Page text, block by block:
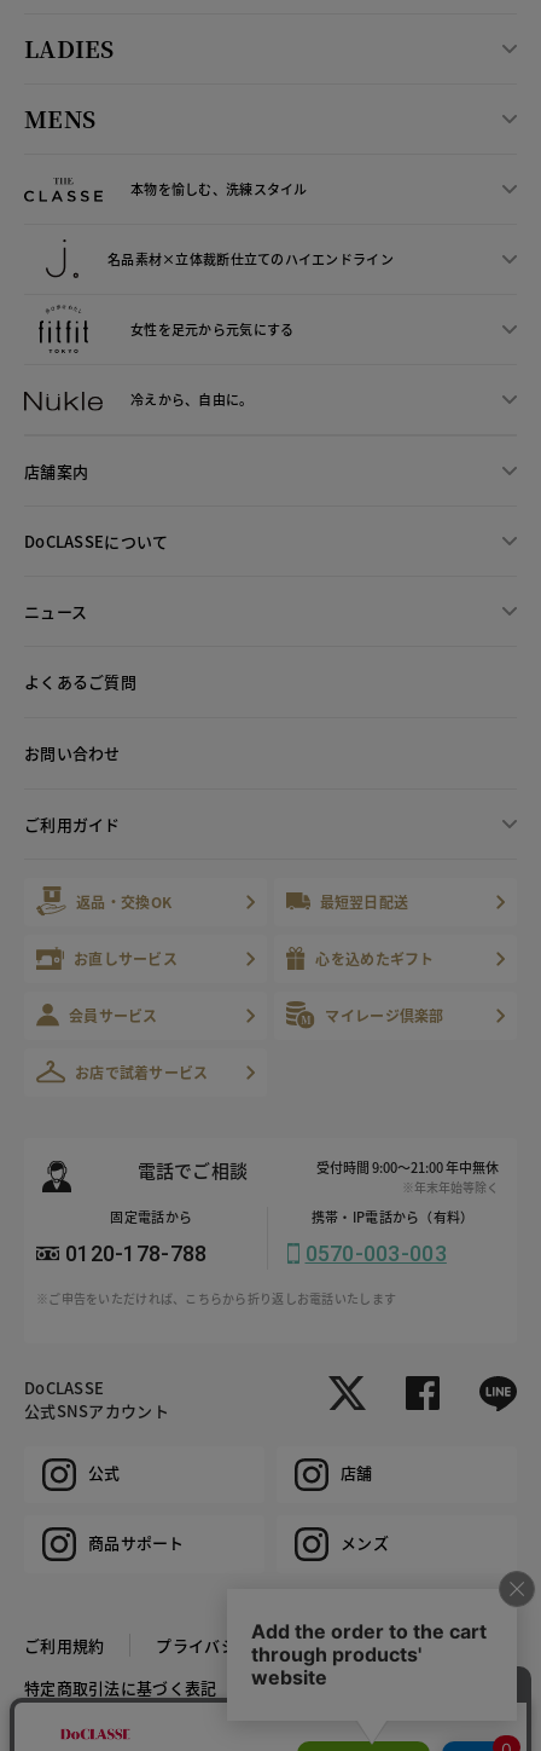
LADIES
MENS
本物を愉しむ、洗練スタイル
名品素材×立体裁断仕立てのハイエンドライン
女性を足元から元気にする
冷えから、 自由に。
店舗案内
DoCLASSEについて
ニュース
よくあるご質問
お問い合わせ
ご利用ガイド
返品・交換OK 最短翌日配送
お直しサービス 心を込めたギフト
会員サービス マイレージ倶楽部
お店で試着サービス
電話でご相談 受付時間 9:00～21:00 年中無休
※年末年始等除く
固定電話から
0120-178-788
携帯・IP電話から（有料）
0570-003-003
※ご申告をいただければ、こちらから折り返しお電話いたします
DoCLASSE
公式SNSアカウント
公式 店舗
商品サポート メンズ
ご利用規約
プライバシーポリシー
特定商取引法に基づく表記
推奨環境
COPYRIGHT © DoCLASSE ALL RIGHTS RESERVED.